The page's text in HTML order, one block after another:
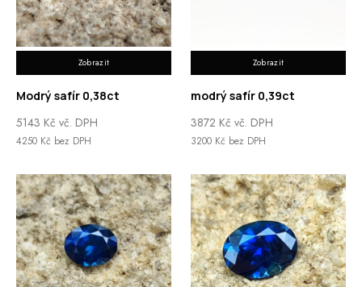
Zobrazit
Modrý safír 0,38ct
5143 Kč vč. DPH
4250 Kč bez DPH
Zobrazit
modrý safír 0,39ct
3872 Kč vč. DPH
3200 Kč bez DPH